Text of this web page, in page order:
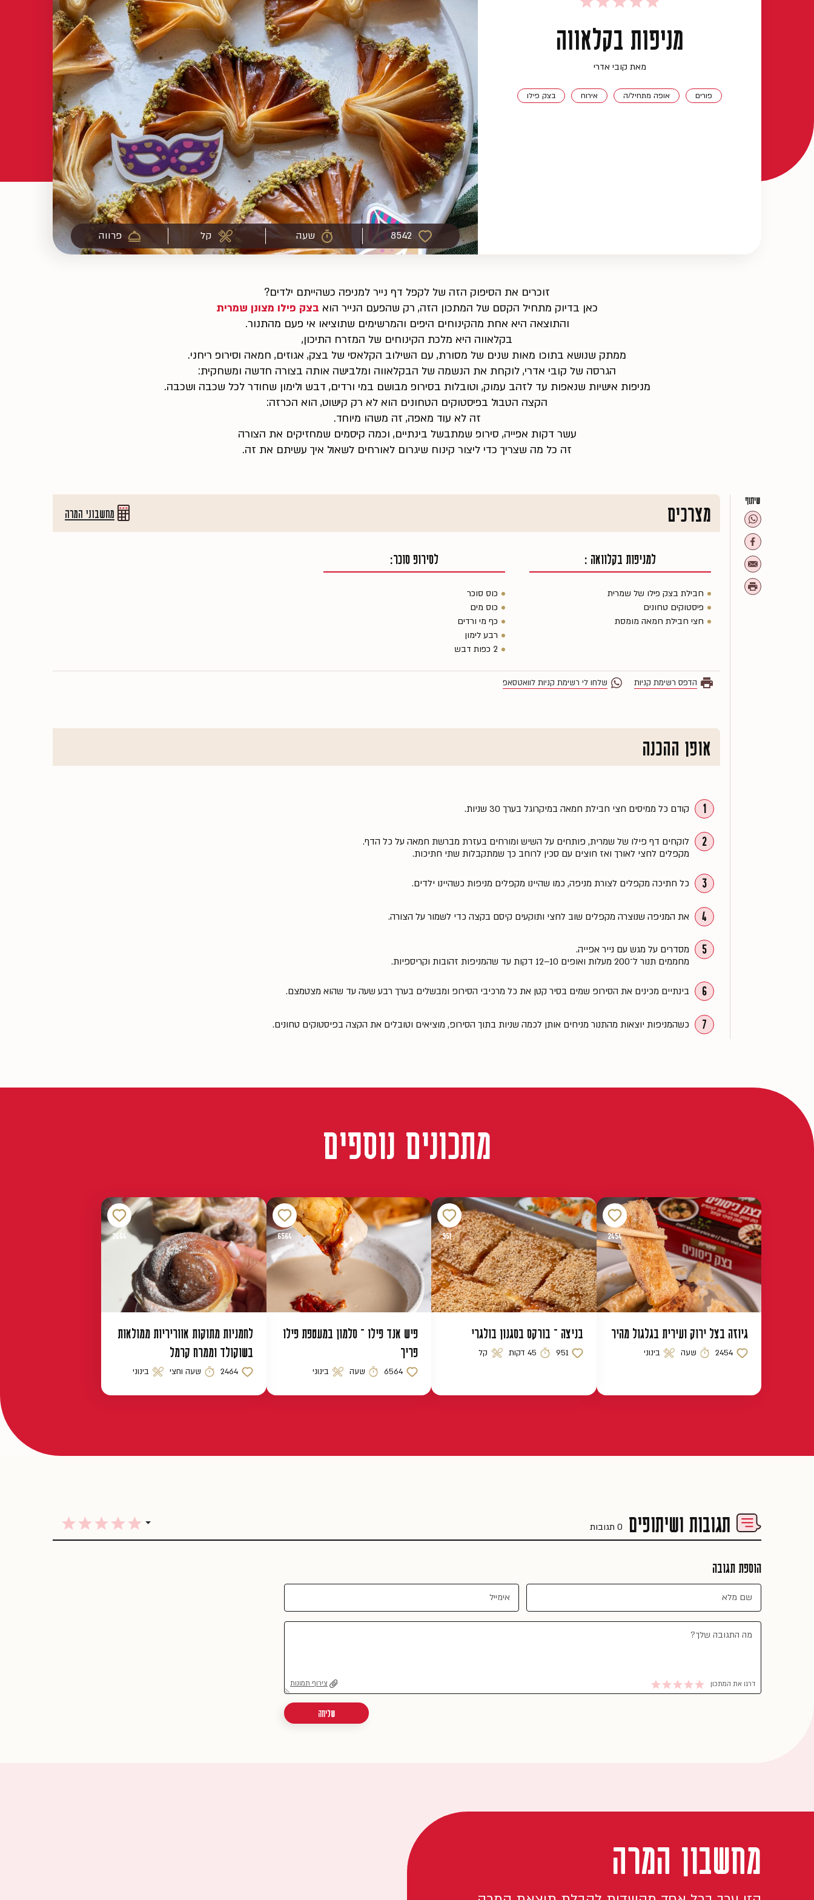
מניפות בקלאווה
מאת קובי אדרי
פורים אופה מתחיל/ה אירוח בצק פילו
8542 שעה קל פרווה
זוכרים את הסיפוק הזה של לקפל דף נייר למניפה כשהייתם ילדים?
כאן בדיוק מתחיל הקסם של המתכון הזה, רק שהפעם הנייר הוא בצק פילו מצונן שמרית
והתוצאה היא אחת מהקינוחים היפים והמרשימים שתוציאו אי פעם מהתנור.
בקלאווה היא מלכת הקינוחים של המזרח התיכון,
ממתק שנושא בתוכו מאות שנים של מסורת, עם השילוב הקלאסי של בצק, אגוזים, חמאה וסירופ ריחני.
הגרסה של קובי אדרי, לוקחת את הנשמה של הבקלאווה ומלבישה אותה בצורה חדשה ומשחקית:
מניפות אישיות שנאפות עד לזהב עמוק, וטובלות בסירופ מבושם במי ורדים, דבש ולימון שחודר לכל שכבה ושכבה.
הקצה הטבול בפיסטוקים הטחונים הוא לא רק קישוט, הוא הכרזה:
זה לא עוד מאפה, זה משהו מיוחד.
עשר דקות אפייה, סירופ שמתבשל בינתיים, וכמה קיסמים שמחזיקים את הצורה
זה כל מה שצריך כדי ליצור קינוח שיגרום לאורחים לשאול איך עשיתם את זה.
שיתוף מצרכים מחשבוני המרה
למניפות בקלוואה :
חבילת בצק פילו של שמרית
פיסטוקים טחונים
חצי חבילת חמאה מומסת
לסירופ סוכר:
כוס סוכר
כוס מים
כף מי ורדים
רבע לימון
2 כפות דבש
הדפס רשימת קניות שלחו לי רשימת קניות לוואטסאפ
אופן ההכנה
1 קודם כל ממיסים חצי חבילת חמאה במיקרוגל בערך 30 שניות.
2
לוקחים דף פילו של שמרית, פותחים על השיש ומורחים בעזרת מברשת חמאה על כל הדף.
מקפלים לחצי לאורך ואז חוצים עם סכין לרוחב כך שמתקבלות שתי חתיכות.
3 כל חתיכה מקפלים לצורת מניפה, כמו שהיינו מקפלים מניפות כשהיינו ילדים.
4 את המניפה שנוצרה מקפלים שוב לחצי ותוקעים קיסם בקצה כדי לשמור על הצורה.
5
מסדרים על מגש עם נייר אפייה.
מחממים תנור ל־200 מעלות ואופים 10–12 דקות עד שהמניפות זהובות וקריספיות.
6 בינתיים מכינים את הסירופ שמים בסיר קטן את כל מרכיבי הסירופ ומבשלים בערך רבע שעה עד שהוא מצטמצם.
7 כשהמניפות יוצאות מהתנור מניחים אותן לכמה שניות בתוך הסירופ, מוציאים וטובלים את הקצה בפיסטוקים טחונים.
מתכונים נוספים
2454
גיוזה בצל ירוק ועירית בגלגול מהיר
כמות לייקים
2454 זמן הכנה
שעה רמת קושי
בינוני
951
בניצה – בורקס בסגנון בולגרי
כמות לייקים
951 זמן הכנה
45 דקות רמת קושי
קל
6564
פיש אנד פילו – סלמון במעטפת פילו
פריך
כמות לייקים
6564 זמן הכנה
שעה רמת קושי
בינוני
2464
לחמניות מתוקות אווריריות ממולאות
בשוקולד וממרח קרמל
כמות לייקים
2464 זמן הכנהשעה וחצי רמת קושי
בינוני
תגובות ושיתופים 0 תגובות
הוספת תגובה
דרגו את המתכון צירוף תמונות
שליחה
מחשבון המרה